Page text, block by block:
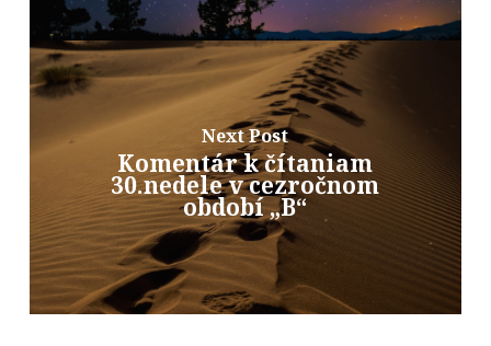
Next Post
Komentár k čítaniam
30.nedele v cezročnom
období „B“